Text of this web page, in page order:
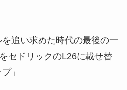
を追い求めた時代の最後の一
セドリックのL26に載せ替
」